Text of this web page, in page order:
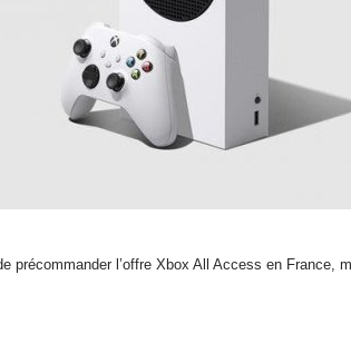
précommander l’offre Xbox All Access en